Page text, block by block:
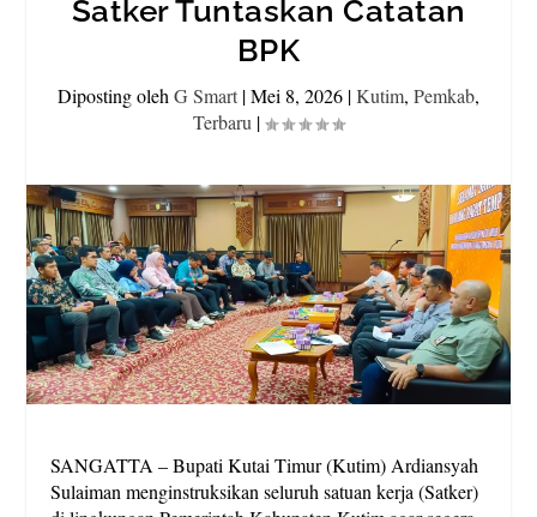
Satker Tuntaskan Catatan
BPK
Diposting oleh G Smart |Mei 8, 2026 |Kutim, Pemkab,
Terbaru |
SANGATTA – Bupati Kutai Timur (Kutim) Ardiansyah
Sulaiman menginstruksikan seluruh satuan kerja (Satker)